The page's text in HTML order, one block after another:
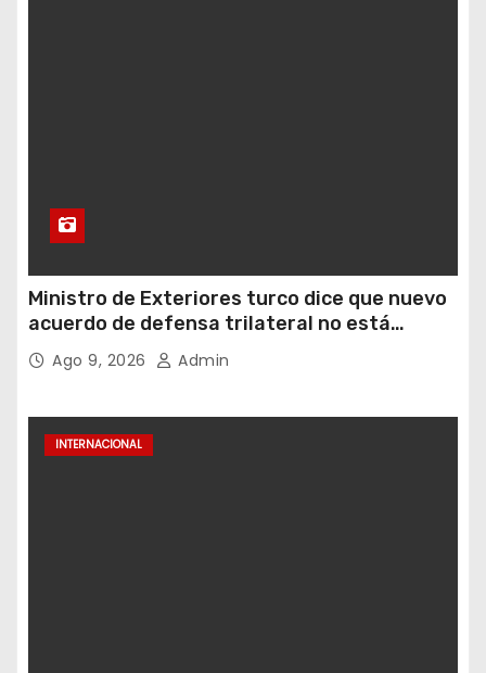
Ministro de Exteriores turco dice que nuevo
acuerdo de defensa trilateral no está
dirigido contra Irán
Ago 9, 2026 Admin
INTERNACIONAL